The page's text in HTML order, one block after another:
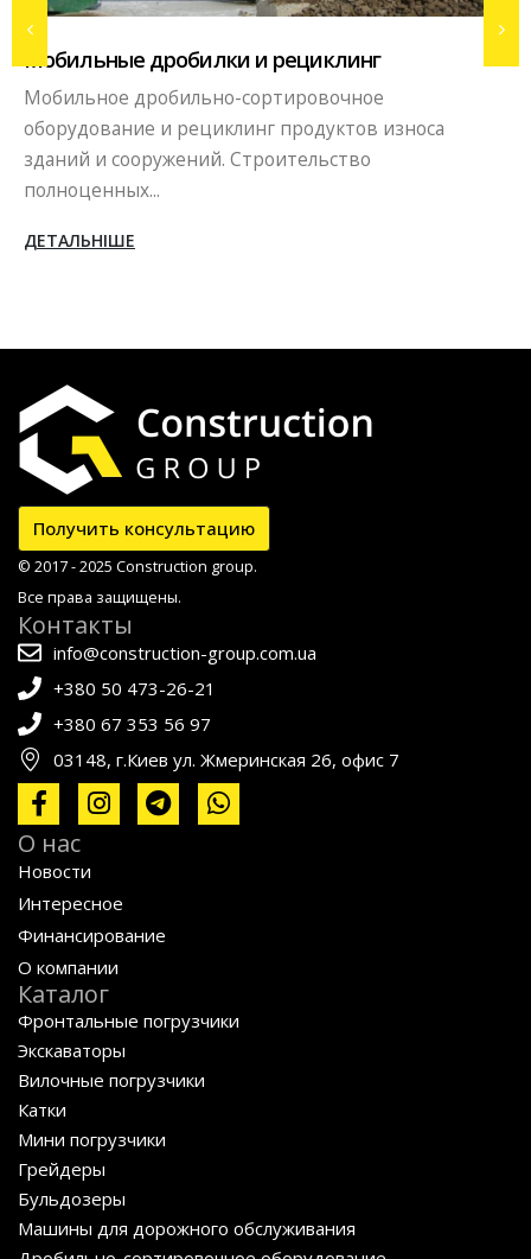
износа
Вибропрессовое
Бизнес в сфере производства
бордюров, блоков методом
сегодняшних...
Получить консультацию
© 2017 - 2025 Construction group.
Все права защищены.
Контакты
info@construction-group.com.ua
+380 50 473-26-21
+380 67 353 56 97
03148, г.Киев ул. Жмеринская 26, офис 7
О нас
Новости
Интересное
Финансирование
О компании
Каталог
Фронтальные погрузчики
Экскаваторы
Вилочные погрузчики
Катки
Мини погрузчики
Грейдеры
Бульдозеры
Машины для дорожного обслуживания